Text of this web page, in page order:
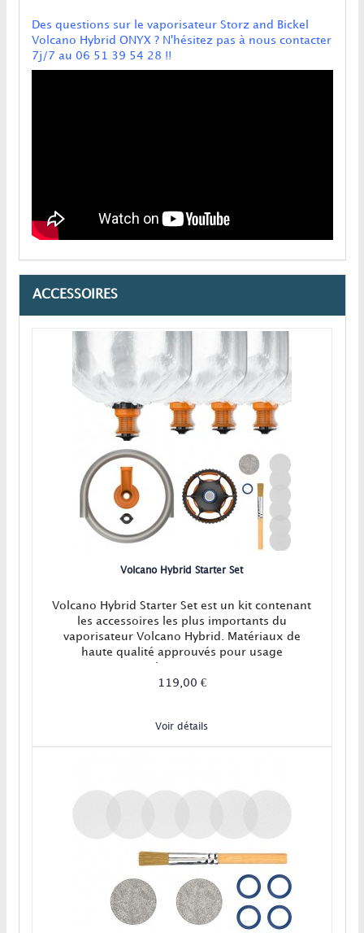
Des questions sur le vaporisateur Storz and Bickel
Volcano Hybrid ONYX ? N'hésitez pas à nous contacter
7j/7 au 06 51 39 54 28 !!
ACCESSOIRES
Volcano Hybrid Starter Set
Volcano Hybrid Starter Set est un kit contenant
les accessoires les plus importants du
vaporisateur Volcano Hybrid. Matériaux de
haute qualité approuvés pour usage
119,00 €
Voir détails